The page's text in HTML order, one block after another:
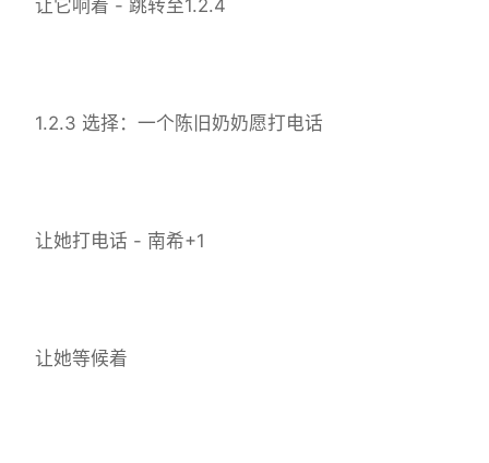
让它响着 - 跳转至1.2.4
1.2.3 选择：一个陈旧奶奶愿打电话
让她打电话 - 南希+1
让她等候着